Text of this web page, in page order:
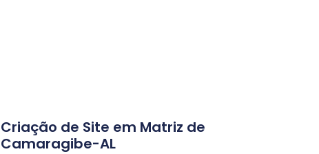
Criação de Site em Matriz de
Camaragibe-AL